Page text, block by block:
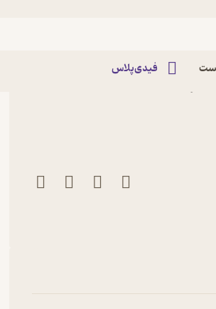
فیدی‌پلاس